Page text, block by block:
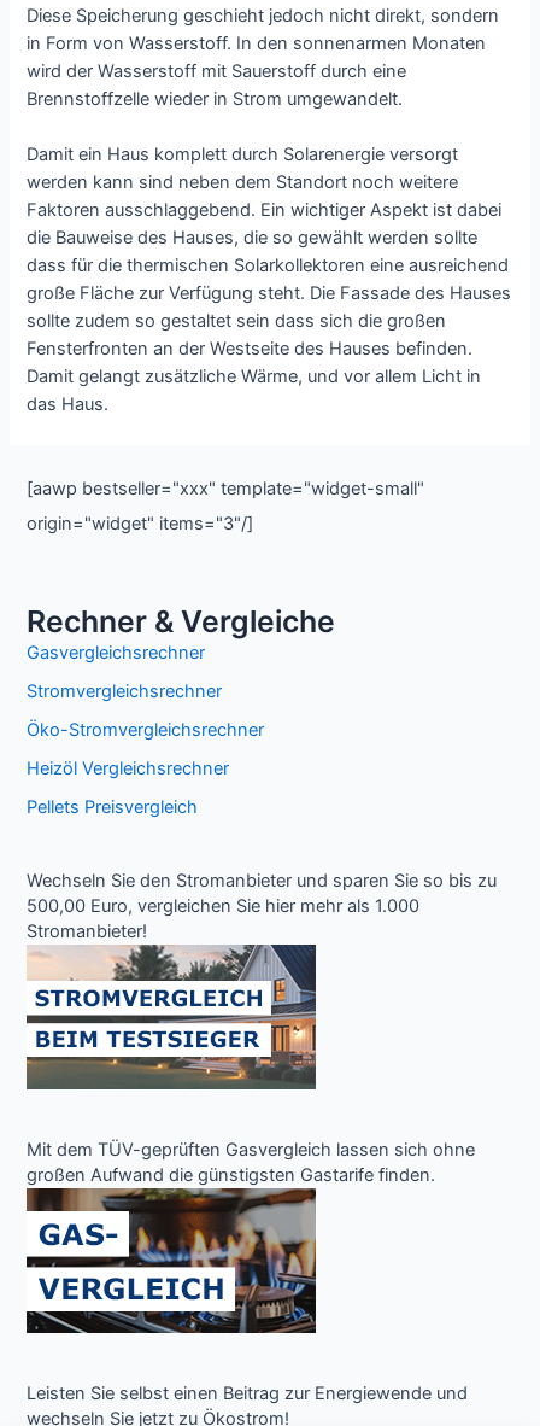
Diese Speicherung geschieht jedoch nicht direkt, sondern
in Form von Wasserstoff. In den sonnenarmen Monaten
wird der Wasserstoff mit Sauerstoff durch eine
Brennstoffzelle wieder in Strom umgewandelt.
Damit ein Haus komplett durch Solarenergie versorgt
werden kann sind neben dem Standort noch weitere
Faktoren ausschlaggebend. Ein wichtiger Aspekt ist dabei
die Bauweise des Hauses, die so gewählt werden sollte
dass für die thermischen Solarkollektoren eine ausreichend
große Fläche zur Verfügung steht. Die Fassade des Hauses
sollte zudem so gestaltet sein dass sich die großen
Fensterfronten an der Westseite des Hauses befinden.
Damit gelangt zusätzliche Wärme, und vor allem Licht in
das Haus.
[aawp bestseller="xxx" template="widget-small"
origin="widget" items="3"/]
Rechner & Vergleiche
Gasvergleichsrechner
Stromvergleichsrechner
Öko-Stromvergleichsrechner
Heizöl Vergleichsrechner
Pellets Preisvergleich
Wechseln Sie den Stromanbieter und sparen Sie so bis zu
500,00 Euro, vergleichen Sie hier mehr als 1.000
Stromanbieter!
Mit dem TÜV-geprüften Gasvergleich lassen sich ohne
großen Aufwand die günstigsten Gastarife finden.
Leisten Sie selbst einen Beitrag zur Energiewende und
wechseln Sie jetzt zu Ökostrom!